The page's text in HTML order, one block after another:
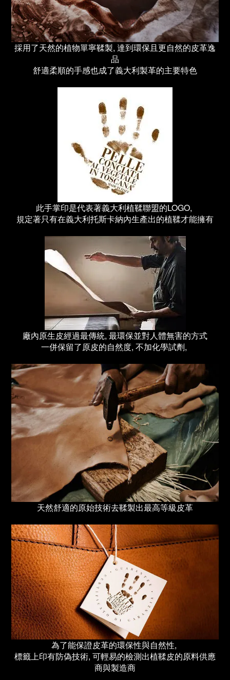
採用了天然的植物單寧鞣製, 達到環保且更自然的皮革逸
品
舒適柔順的手感也成了義大利製革的主要特色
此手掌印是代表著義大利植鞣聯盟的LOGO,
規定著只有在義大利托斯卡納內生產出的植鞣才能擁有
廠內原生皮經過最傳統, 最環保並對人體無害的方式
一併保留了原皮的自然度, 不加化學試劑,
天然舒適的原始技術去鞣製出最高等級皮革
為了能保證皮革的環保性與自然性,
標籤上印有防偽技術, 可輕易的檢測出植鞣皮的原料供應
商與製造商